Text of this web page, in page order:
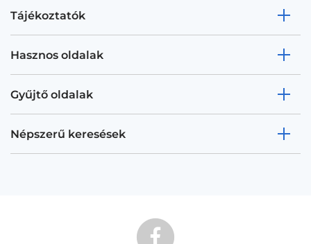
Tájékoztatók
Hasznos oldalak
Gyűjtő oldalak
Népszerű keresések